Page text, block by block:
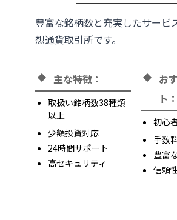
豊富な銘柄数と充実したサービ
想通貨取引所です。
主な特徴：
取扱い銘柄数38種類
以上
少額投資対応
24時間サポート
高セキュリティ
お
ト：
初心
手数
豊富
信頼